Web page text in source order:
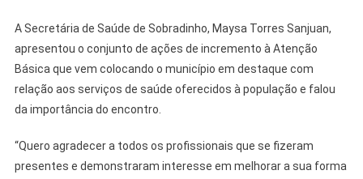
A Secretária de Saúde de Sobradinho, Maysa Torres Sanjuan,
apresentou o conjunto de ações de incremento à Atenção
Básica que vem colocando o município em destaque com
relação aos serviços de saúde oferecidos à população e falou
da importância do encontro.
“Quero agradecer a todos os profissionais que se fizeram
presentes e demonstraram interesse em melhorar a sua forma